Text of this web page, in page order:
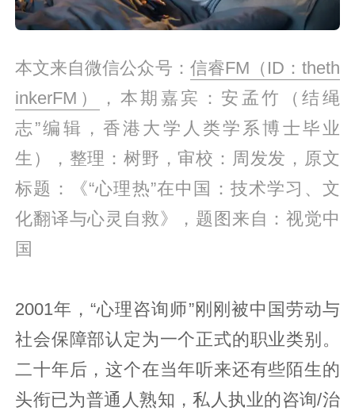
本文来自微信公众号： 信睿FM（ID：theth
inkerFM）
，本期嘉宾：安孟竹（结绳
志”编辑，香港大学人类学系博士毕业
生），整理：树野，审校：周发发，原文
标题：《“心理热”在中国：技术学习、文
化翻译与心灵自救》，题图来自：视觉中
国
2001年，“心理咨询师”刚刚被中国劳动与
社会保障部认定为一个正式的职业类别。
二十年后，这个在当年听来还有些陌生的
头衔已为普通人熟知，私人执业的咨询/治